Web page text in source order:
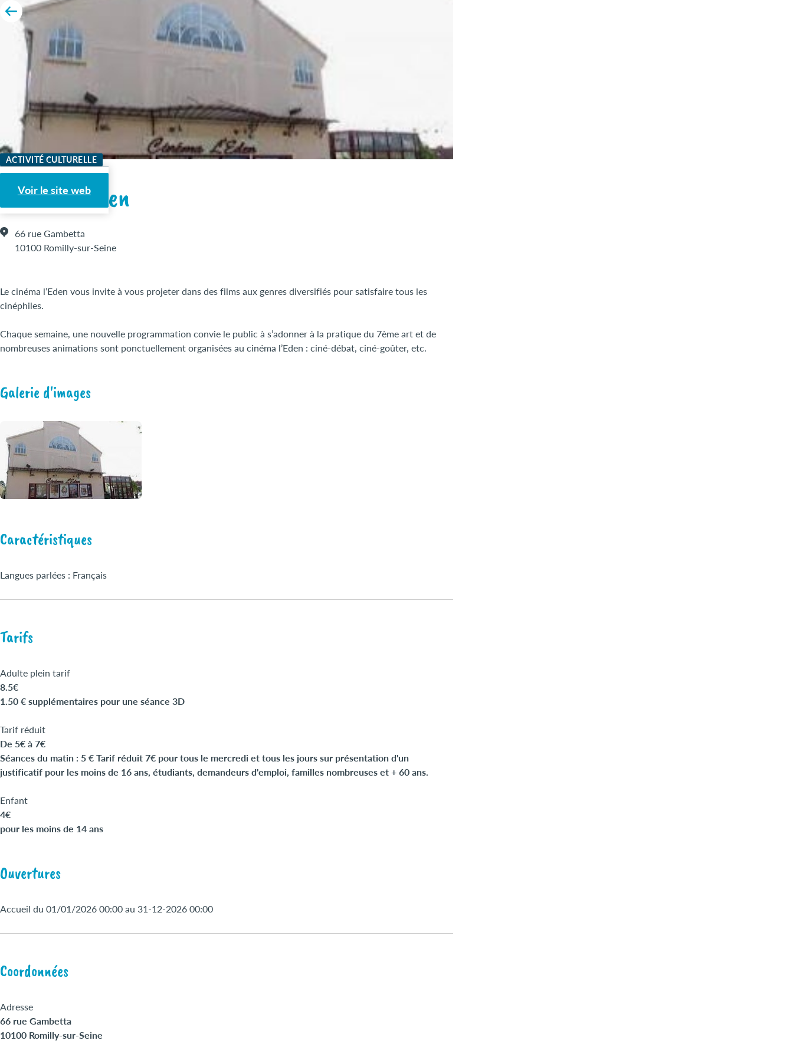
ACTIVITÉ CULTURELLE
Voir le site web
Cinéma L'Eden
66 rue Gambetta
10100 Romilly-sur-Seine
Le cinéma l’Eden vous invite à vous projeter dans des films aux genres diversifiés pour satisfaire tous les
cinéphiles.
Chaque semaine, une nouvelle programmation convie le public à s’adonner à la pratique du 7ème art et de
nombreuses animations sont ponctuellement organisées au cinéma l’Eden : ciné-débat, ciné-goûter, etc.
Galerie d'images
Caractéristiques
Langues parlées : Français
Tarifs
Adulte plein tarif
8.5€
1.50 € supplémentaires pour une séance 3D
Tarif réduit
De 5€ à 7€
Séances du matin : 5 € Tarif réduit 7€ pour tous le mercredi et tous les jours sur présentation d'un
justificatif pour les moins de 16 ans, étudiants, demandeurs d'emploi, familles nombreuses et + 60 ans.
Enfant
4€
pour les moins de 14 ans
Ouvertures
Accueil du 01/01/2026 00:00 au 31-12-2026 00:00
Coordonnées
Adresse
66 rue Gambetta
10100 Romilly-sur-Seine